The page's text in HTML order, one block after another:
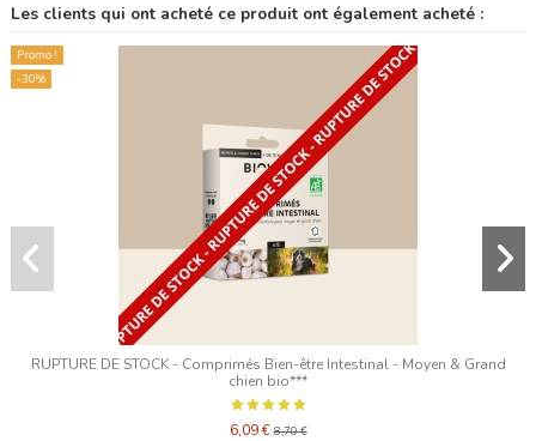
Les clients qui ont acheté ce produit ont également acheté :
Promo !
-30%
RUPTURE DE STOCK - Comprimés Bien-être Intestinal - Moyen & Grand
chien bio***
6,09 €8,70 €